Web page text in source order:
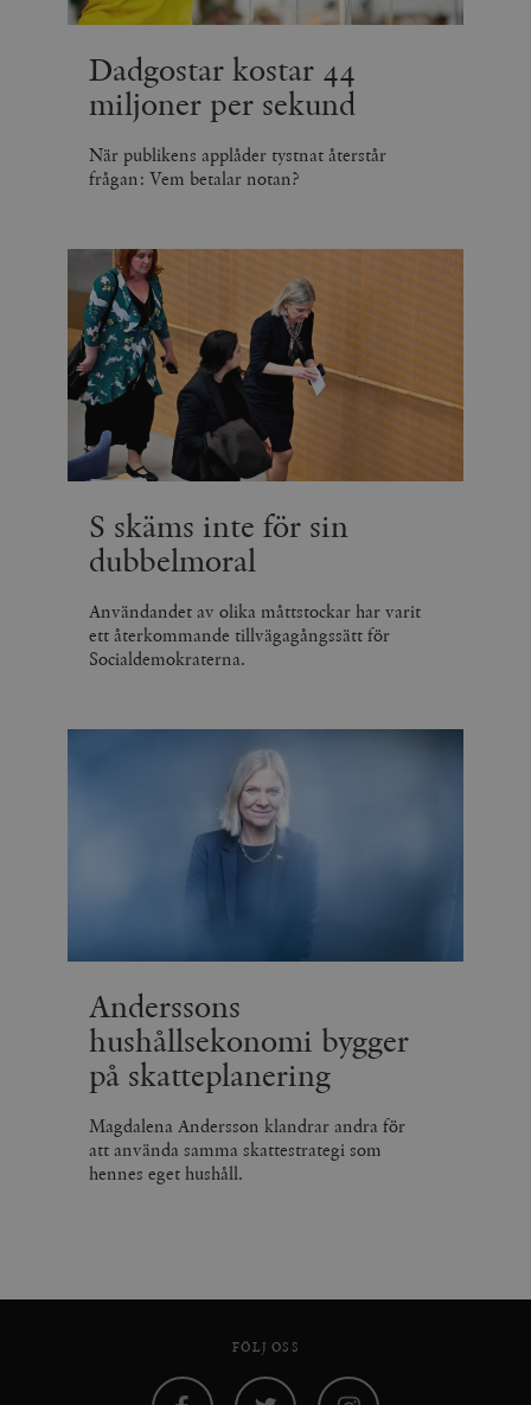
Dadgostar kostar 44
miljoner per sekund
När publikens applåder tystnat återstår
frågan: Vem betalar notan?
S skäms inte för sin
dubbelmoral
Användandet av olika måttstockar har varit
ett återkommande tillvägagångssätt för
Socialdemokraterna.
Anderssons
hushållsekonomi bygger
på skatteplanering
Magdalena Andersson klandrar andra för
att använda samma skattestrategi som
hennes eget hushåll.
FÖLJ OSS